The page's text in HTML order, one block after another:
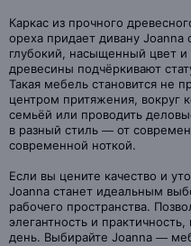
Каркас из прочного
ореха придает дивану Joanna
глубокий, насыщенный цвет и
древесины подчёркивают
Такая мебель становится не
центром притяжения, вокруг
семьёй или проводить
в разный стиль — от
современной ноткой.
Если вы цените качество и
Joanna станет идеальным
рабочего пространства.
элегантность и
день. Выбирайте Joanna —